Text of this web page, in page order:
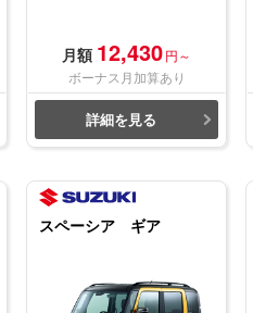
月額 12,430円～
ボーナス月加算あり
詳細を見る
スペーシア ギア